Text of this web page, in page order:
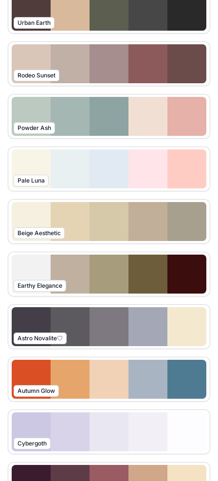
Urban Earth
Rodeo Sunset
Powder Ash
Pale Luna
Beige Aesthetic
Earthy Elegance
Astro Novalite♡
Autumn Glow
Cybergoth